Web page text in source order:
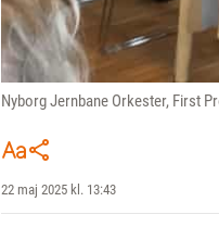
Nyborg Jernbane Orkester, First
22 maj 2025 kl. 13:43